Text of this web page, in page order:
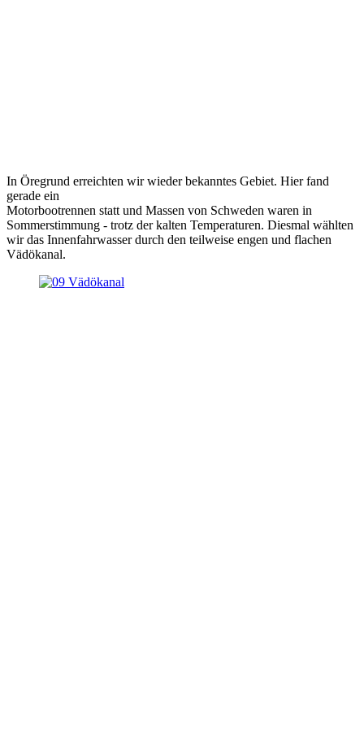
In Öregrund erreichten wir wieder bekanntes Gebiet. Hier fand
gerade ein
Motorbootrennen statt und Massen von Schweden waren in
Sommerstimmung - trotz der kalten Temperaturen. Diesmal wählten
wir das Innenfahrwasser durch den teilweise engen und flachen
Vädökanal.